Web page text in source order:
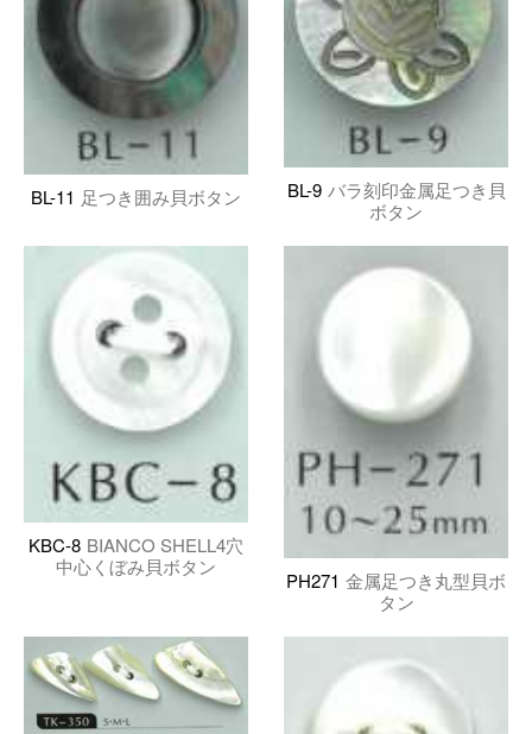
BL-11 足つき囲み貝ボタン BL-9 バラ刻印金属足つき貝
ボタン
KBC-8 BIANCO SHELL4穴
中心くぼみ貝ボタン
PH271 金属足つき丸型貝ボ
タン